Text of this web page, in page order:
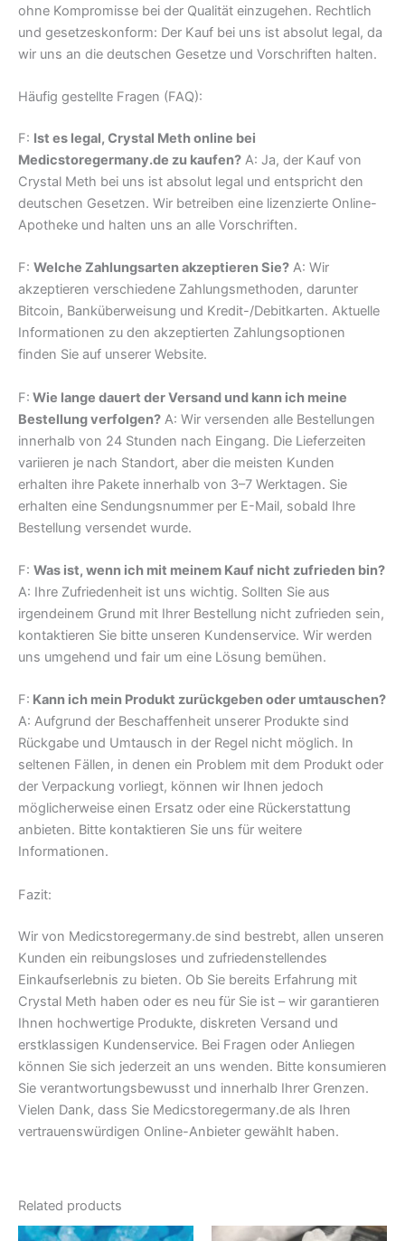
ohne Kompromisse bei der Qualität einzugehen. Rechtlich
und gesetzeskonform: Der Kauf bei uns ist absolut legal, da
wir uns an die deutschen Gesetze und Vorschriften halten.
Häufig gestellte Fragen (FAQ):
F: Ist es legal, Crystal Meth online bei
Medicstoregermany.de zu kaufen? A: Ja, der Kauf von
Crystal Meth bei uns ist absolut legal und entspricht den
deutschen Gesetzen. Wir betreiben eine lizenzierte Online-
Apotheke und halten uns an alle Vorschriften.
F: Welche Zahlungsarten akzeptieren Sie? A: Wir
akzeptieren verschiedene Zahlungsmethoden, darunter
Bitcoin, Banküberweisung und Kredit-/Debitkarten. Aktuelle
Informationen zu den akzeptierten Zahlungsoptionen
finden Sie auf unserer Website.
F: Wie lange dauert der Versand und kann ich meine
Bestellung verfolgen? A: Wir versenden alle Bestellungen
innerhalb von 24 Stunden nach Eingang. Die Lieferzeiten
variieren je nach Standort, aber die meisten Kunden
erhalten ihre Pakete innerhalb von 3–7 Werktagen. Sie
erhalten eine Sendungsnummer per E-Mail, sobald Ihre
Bestellung versendet wurde.
F: Was ist, wenn ich mit meinem Kauf nicht zufrieden bin?
A: Ihre Zufriedenheit ist uns wichtig. Sollten Sie aus
irgendeinem Grund mit Ihrer Bestellung nicht zufrieden sein,
kontaktieren Sie bitte unseren Kundenservice. Wir werden
uns umgehend und fair um eine Lösung bemühen.
F: Kann ich mein Produkt zurückgeben oder umtauschen?
A: Aufgrund der Beschaffenheit unserer Produkte sind
Rückgabe und Umtausch in der Regel nicht möglich. In
seltenen Fällen, in denen ein Problem mit dem Produkt oder
der Verpackung vorliegt, können wir Ihnen jedoch
möglicherweise einen Ersatz oder eine Rückerstattung
anbieten. Bitte kontaktieren Sie uns für weitere
Informationen.
Fazit:
Wir von Medicstoregermany.de sind bestrebt, allen unseren
Kunden ein reibungsloses und zufriedenstellendes
Einkaufserlebnis zu bieten. Ob Sie bereits Erfahrung mit
Crystal Meth haben oder es neu für Sie ist – wir garantieren
Ihnen hochwertige Produkte, diskreten Versand und
erstklassigen Kundenservice. Bei Fragen oder Anliegen
können Sie sich jederzeit an uns wenden. Bitte konsumieren
Sie verantwortungsbewusst und innerhalb Ihrer Grenzen.
Vielen Dank, dass Sie Medicstoregermany.de als Ihren
vertrauenswürdigen Online-Anbieter gewählt haben.
Related products